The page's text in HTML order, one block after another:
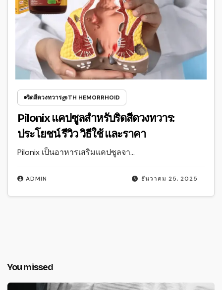
ริดสีดวงทวาร@TH HEMORRHOID
Pilonix แคปซูลสำหรับริดสีดวงทวาร:
ประโยชน์ รีวิว วิธีใช้ และราคา
ธันวาคม 25, 2025
ADMIN
Pilonix เป็นอาหารเสริมแคปซูลจา…
You missed